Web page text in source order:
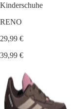
Kinderschuhe
RENO
29,99 €
39,99 €